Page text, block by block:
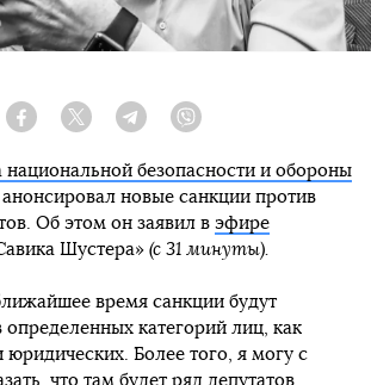
Facebook Twitter Telegram
национальной безопасности и обороны
анонсировал новые санкции против
Об этом он заявил в эфире
Шустера» (с 31 минуты).
время санкции будут
определенных категорий лиц, как
юридических. Более того, я могу с
что там будет ряд депутатов,